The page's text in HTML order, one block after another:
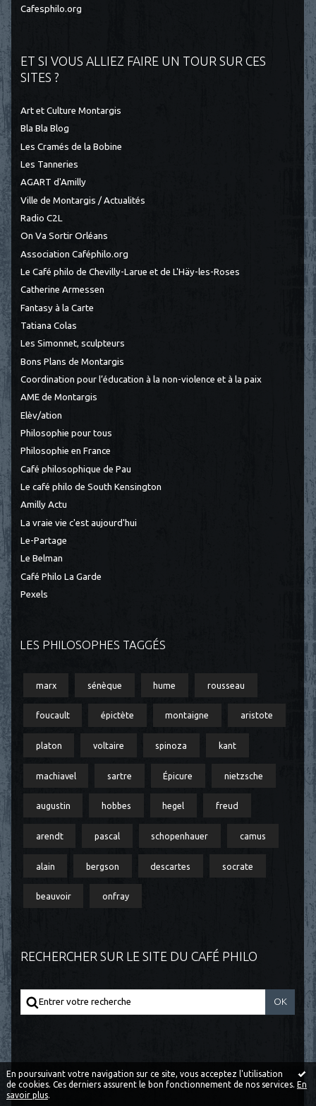
En poursuivant votre navigation sur ce site, vous acceptez l'utilisation
de cookies. Ces derniers assurent le bon fonctionnement de nos services. En
savoir plus.
Cafesphilo.org
ET SI VOUS ALLIEZ FAIRE UN TOUR SUR CES
SITES ?
Art et Culture Montargis
Bla Bla Blog
Les Cramés de la Bobine
Les Tanneries
AGART d'Amilly
Ville de Montargis / Actualités
Radio C2L
On Va Sortir Orléans
Association Caféphilo.org
Le Café philo de Chevilly-Larue et de L'Häy-les-Roses
Catherine Armessen
Fantasy à la Carte
Tatiana Colas
Les Simonnet, sculpteurs
Bons Plans de Montargis
Coordination pour l’éducation à la non-violence et à la paix
AME de Montargis
Elèv/ation
Philosophie pour tous
Philosophie en France
Café philosophique de Pau
Le café philo de South Kensington
Amilly Actu
La vraie vie c'est aujourd'hui
Le-Partage
Le Belman
Café Philo La Garde
Pexels
LES PHILOSOPHES TAGGÉS
marx sénèque hume rousseau
foucault épictète montaigne aristote
platon voltaire spinoza kant
machiavel sartre Épicure nietzsche
augustin hobbes hegel freud
arendt pascal schopenhauer camus
alain bergson descartes socrate
beauvoir onfray
RECHERCHER SUR LE SITE DU CAFÉ PHILO